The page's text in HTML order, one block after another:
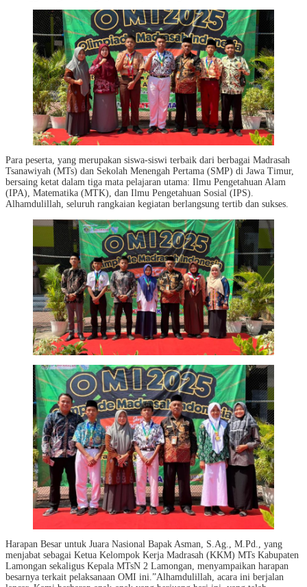
Para peserta, yang merupakan siswa-siswi terbaik dari berbagai Madrasah
Tsanawiyah (MTs) dan Sekolah Menengah Pertama (SMP) di Jawa Timur,
bersaing ketat dalam tiga mata pelajaran utama: Ilmu Pengetahuan Alam
(IPA), Matematika (MTK), dan Ilmu Pengetahuan Sosial (IPS).
Alhamdulillah, seluruh rangkaian kegiatan berlangsung tertib dan sukses.
Harapan Besar untuk Juara Nasional Bapak Asman, S.Ag., M.Pd., yang
menjabat sebagai Ketua Kelompok Kerja Madrasah (KKM) MTs Kabupaten
Lamongan sekaligus Kepala MTsN 2 Lamongan, menyampaikan harapan
besarnya terkait pelaksanaan OMI ini.”Alhamdulillah, acara ini berjalan